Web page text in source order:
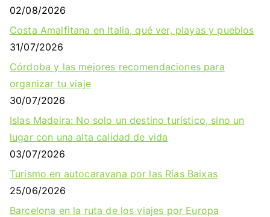
02/08/2026
Costa Amalfitana en Italia, qué ver, playas y pueblos
31/07/2026
Córdoba y las mejores recomendaciones para
organizar tu viaje
30/07/2026
Islas Madeira: No solo un destino turístico, sino un
lugar con una alta calidad de vida
03/07/2026
Turismo en autocaravana por las Rías Baixas
25/06/2026
Barcelona en la ruta de los viajes por Europa